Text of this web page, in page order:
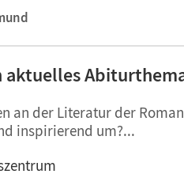
aktuelles
an der Literatur der
inspirierend um?...